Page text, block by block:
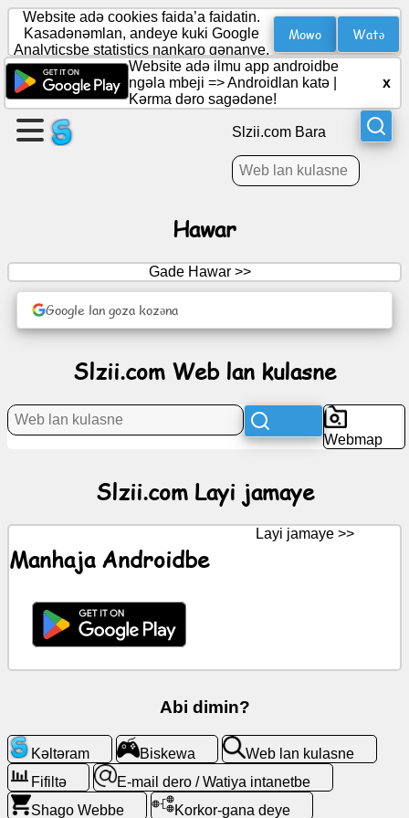
Warak
kunkunne
Karapka
Hawar
Web
lan
kulasne
Website adə cookies faida’a faidatin.
Kasadənəmlan, andeye kuki Google
Analyticsbe statistics nankaro gənanye.
Mowo Watə
Website adə ilmu app androidbe
ngəla mbeji =>Androidlan katə
Kǝrma dǝro sagǝdǝne!
x
Slzii.com Bara
Hawar
Gade Hawar >>
Google lan goza kozəna
Slzii.com Web lan kulasne
Webmap
Slzii.com Layi jamaye
Manhaja Androidbe
Layi jamaye >>
Abi dimin?
Kǝltǝram Biskewa
Web lan kulasne
Fifiltə
E-mail dero / Watiya intanetbe
Shago Webbe
Korkor-gana deye